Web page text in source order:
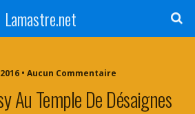
Lamastre.net
• Aucun Commentaire
Au Temple De Désaignes